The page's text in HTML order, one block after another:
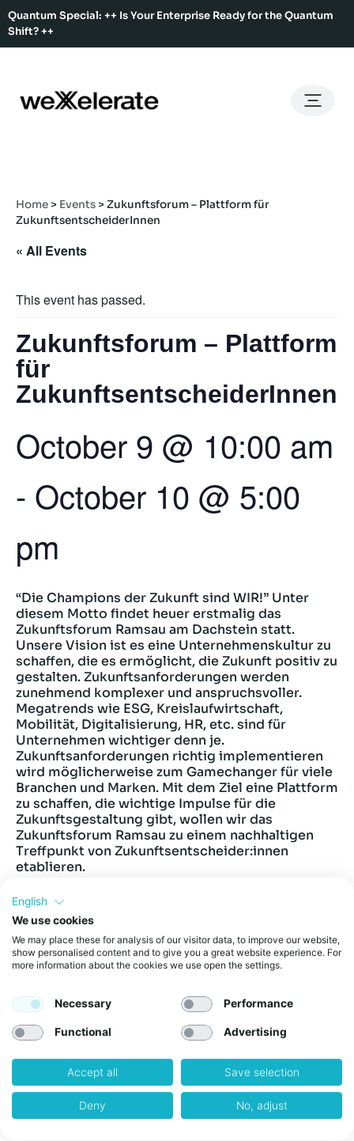
Quantum Special: ++ Is Your Enterprise Ready for the Quantum
Shift? ++
Ecosystem
Event Calendar
About Us
Back
Co-Working
Membership
Back
Ecosystem Map
Back
Our Team
Press Kit
Home > Events > Zukunftsforum – Plattform für
ZukunftsentscheiderInnen
« All Events
This event has passed.
Zukunftsforum – Plattform
für
ZukunftsentscheiderInnen
October 9 @ 10:00 am
- October 10 @ 5:00
pm
“Die Champions der Zukunft sind WIR!” Unter
diesem Motto findet heuer erstmalig das
Zukunftsforum Ramsau am Dachstein statt.
Unsere Vision ist es eine Unternehmenskultur zu
schaffen, die es ermöglicht, die Zukunft positiv zu
gestalten. Zukunftsanforderungen werden
zunehmend komplexer und anspruchsvoller.
Megatrends wie ESG, Kreislaufwirtschaft,
Mobilität, Digitalisierung, HR, etc. sind für
Unternehmen wichtiger denn je.
Zukunftsanforderungen richtig implementieren
wird möglicherweise zum Gamechanger für viele
Branchen und Marken. Mit dem Ziel eine Plattform
zu schaffen, die wichtige Impulse für die
Zukunftsgestaltung gibt, wollen wir das
Zukunftsforum Ramsau zu einem nachhaltigen
Treffpunkt von Zukunftsentscheider:innen
etablieren.
Website:
https://www.zukunftsforum.net/
Add to calendar
English
We use cookies
We may place these for analysis of our visitor data, to improve our website,
show personalised content and to give you a great website experience. For
more information about the cookies we use open the settings.
Necessary Performance
Functional Advertising
Accept all Save selection
Deny No, adjust